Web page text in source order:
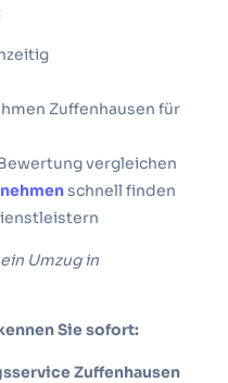
Zuffenhausen für
vergleichen
schnell finden
Umzug in
Sie sofort:
Zuffenhausen